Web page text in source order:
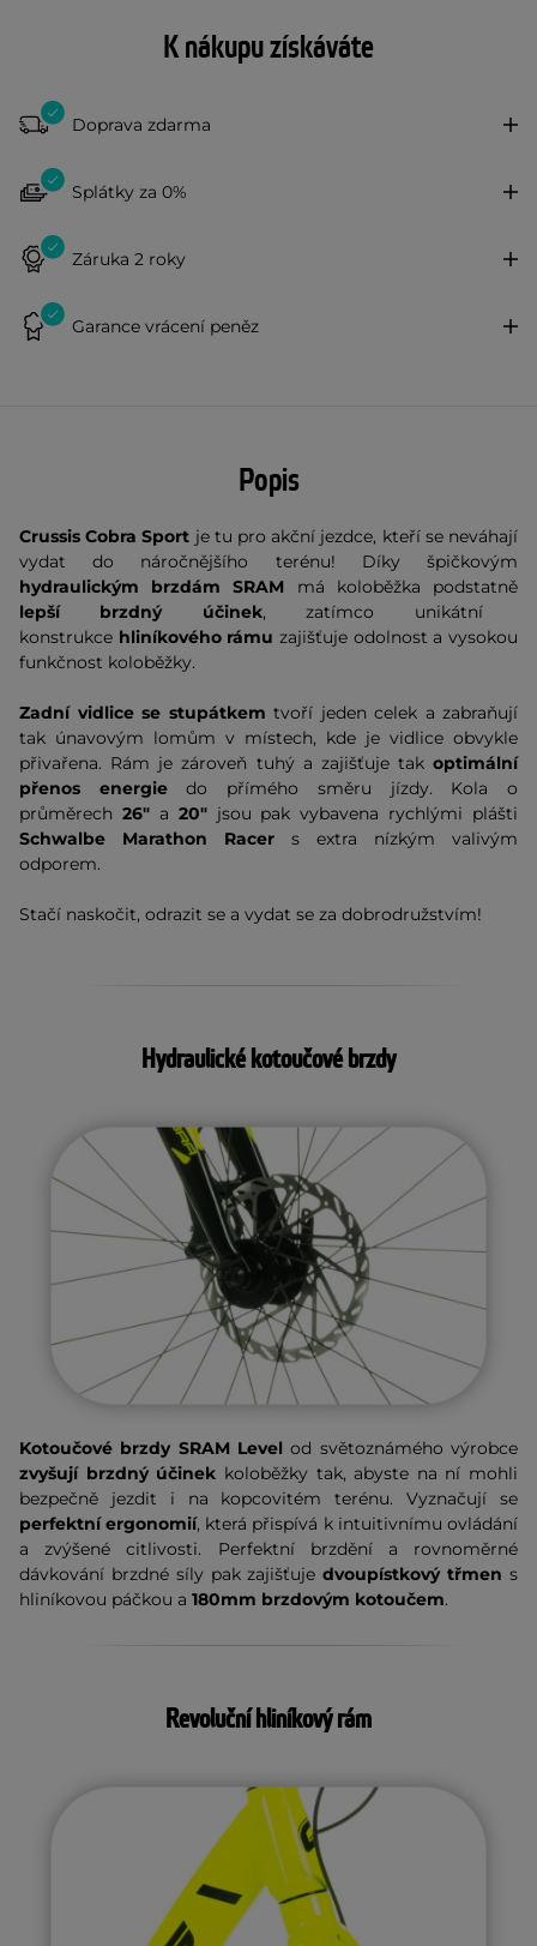
K nákupu získáváte
Doprava zdarma
Splátky za 0%
Záruka 2 roky
Garance vrácení peněz
Popis
Crussis Cobra Sport je tu pro akční jezdce, kteří se neváhají
vydat do náročnějšího terénu! Díky špičkovým
hydraulickým brzdám SRAM má koloběžka podstatně
lepší brzdný účinek, zatímco unikátní
konstrukce hliníkového rámu zajišťuje odolnost a vysokou
funkčnost koloběžky.
Zadní vidlice se stupátkem tvoří jeden celek a zabraňují
tak únavovým lomům v místech, kde je vidlice obvykle
přivařena. Rám je zároveň tuhý a zajišťuje takoptimální
přenos energiedo přímého směru jízdy. Kola o
průměrech 26" a 20" jsou pak vybavena rychlými plášti
Schwalbe Marathon Racer s extra nízkým valivým
odporem.
Stačí naskočit, odrazit se a vydat se za dobrodružstvím!
Hydraulické kotoučové brzdy
Kotoučové brzdy SRAM Levelod světoznámého výrobce
zvyšují brzdný účinek koloběžky tak, abyste na ní mohli
bezpečně jezdit i na kopcovitém terénu. Vyznačují se
perfektní ergonomií, která přispívá k intuitivnímu ovládání
a zvýšené citlivosti. Perfektní brzdění a rovnoměrné
dávkování brzdné síly pak zajišťujedvoupístkový třmen s
hliníkovou páčkou a 180mm brzdovým kotoučem.
Revoluční hliníkový rám